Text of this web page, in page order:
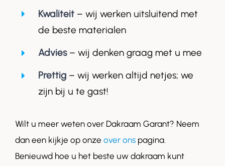
Kwaliteit– wij werken uitsluitend met
de beste materialen
Advies– wij denken graag met u mee
Prettig– wij werken altijd netjes; we
zijn bij u te gast!
Wilt u meer weten over Dakraam Garant? Neem
dan een kijkje op onze over ons pagina.
Benieuwd hoe u het beste uw dakraam kunt